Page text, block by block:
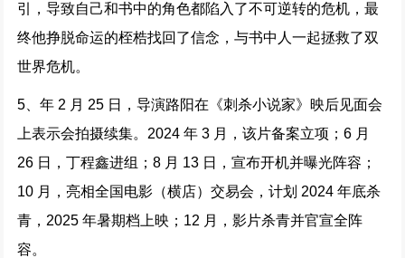
引，导致自己和书中的角色都陷入了不可逆转的危机，最
终他挣脱命运的桎梏找回了信念，与书中人一起拯救了双
世界危机。
5、年 2 月 25 日，导演路阳在《刺杀小说家》映后见面会
上表示会拍摄续集。2024 年 3 月，该片备案立项；6 月
26 日，丁程鑫进组；8 月 13 日，宣布开机并曝光阵容；
10 月，亮相全国电影（横店）交易会，计划 2024 年底杀
青，2025 年暑期档上映；12 月，影片杀青并官宣全阵
容。